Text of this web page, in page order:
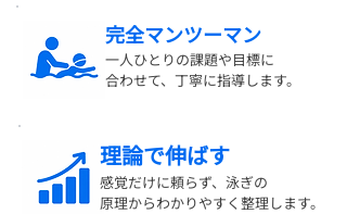
完全マンツーマン
一人ひとりの課題や目標に
合わせて、丁寧に指導します。
理論で伸ばす
感覚だけに頼らず、泳ぎの
​原理からわかりやすく整理します。